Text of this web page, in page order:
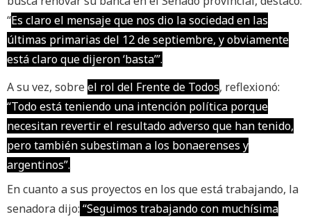
“Es claro el mensaje que nos dio la sociedad en las
últimas primarias del 12 de septiembre, y obviamente
está claro que dijeron ‘basta’”.
A su vez, sobreel rol del Frente de Todos, reflexionó:
“Todo está teniendo una intención política porque
necesitan revertir el resultado adverso que han tenido,
pero también subestiman a los bonaerenses y
argentinos”.
En cuanto a sus proyectos en los que está trabajando, la
senadora dijo: “Seguimos trabajando con muchísima